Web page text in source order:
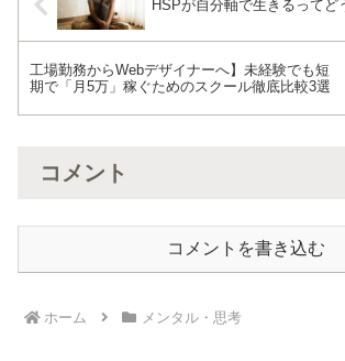
HSPが自分軸で生きるってど
工場勤務からWebデザイナーへ】未経験でも短
期で「月5万」稼ぐためのスクール徹底比較3選
コメント
コメントを書き込む
ホーム メンタル・思考